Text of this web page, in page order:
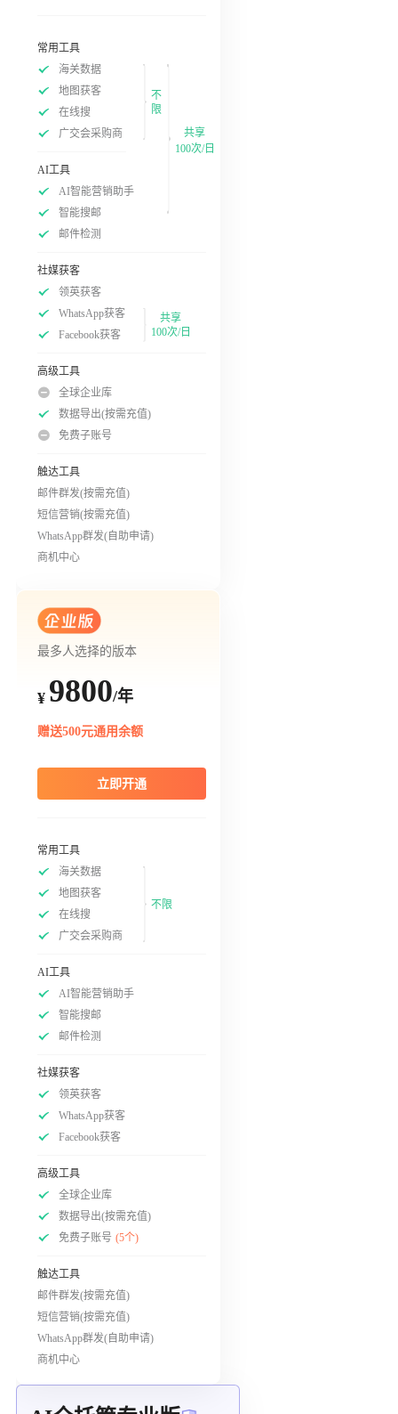
常用工具
海关数据
地图获客
在线搜
广交会采购商
不
限
AI工具
AI智能营销助手
智能搜邮
邮件检测
社媒获客
领英获客
WhatsApp获客
Facebook获客
共享
100次/日
高级工具
全球企业库
数据导出(按需充值)
免费子账号
触达工具
邮件群发(按需充值)
短信营销(按需充值)
WhatsApp群发(自助申请)
商机中心
共享
100次/日
最多人选择的版本
¥ 9800/年
赠送500元通用余额
立即开通
常用工具
海关数据
地图获客
在线搜
广交会采购商
不限
AI工具
AI智能营销助手
智能搜邮
邮件检测
社媒获客
领英获客
WhatsApp获客
Facebook获客
高级工具
全球企业库
数据导出(按需充值)
免费子账号 (5个)
触达工具
邮件群发(按需充值)
短信营销(按需充值)
WhatsApp群发(自助申请)
商机中心